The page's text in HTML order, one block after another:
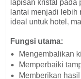
lapisan kristal pada
lantai menjadi lebih
ideal untuk hotel,
Fungsi utama:
Mengembalikan
Memperbaiki
Memberikan